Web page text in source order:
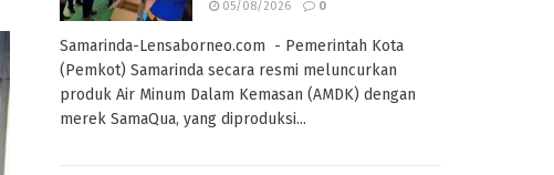
05/08/2026 0
Samarinda-Lensaborneo.com - Pemerintah Kota
(Pemkot) Samarinda secara resmi meluncurkan
produk Air Minum Dalam Kemasan (AMDK) dengan
merek SamaQua, yang diproduksi...